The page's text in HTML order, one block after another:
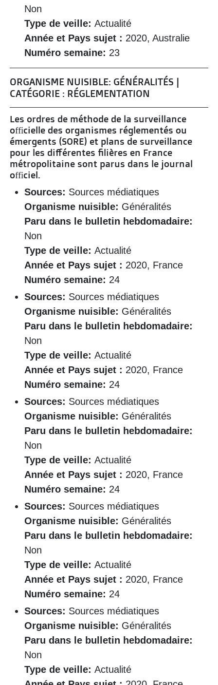
Non
Type de veille: Actualité
Année et Pays sujet : 2020, Australie
Numéro semaine: 23
ORGANISME NUISIBLE: GÉNÉRALITÉS |
CATÉGORIE : RÉGLEMENTATION
Les ordres de méthode de la surveillance
officielle des organismes réglementés ou
émergents (SORE) et plans de surveillance
pour les différentes filières en France
métropolitaine sont parus dans le journal
officiel.
Sources: Sources médiatiques
Organisme nuisible: Généralités
Paru dans le bulletin hebdomadaire:
Non
Type de veille: Actualité
Année et Pays sujet : 2020, France
Numéro semaine: 24
Sources: Sources médiatiques
Organisme nuisible: Généralités
Paru dans le bulletin hebdomadaire:
Non
Type de veille: Actualité
Année et Pays sujet : 2020, France
Numéro semaine: 24
Sources: Sources médiatiques
Organisme nuisible: Généralités
Paru dans le bulletin hebdomadaire:
Non
Type de veille: Actualité
Année et Pays sujet : 2020, France
Numéro semaine: 24
Sources: Sources médiatiques
Organisme nuisible: Généralités
Paru dans le bulletin hebdomadaire:
Non
Type de veille: Actualité
Année et Pays sujet : 2020, France
Numéro semaine: 24
Sources: Sources médiatiques
Organisme nuisible: Généralités
Paru dans le bulletin hebdomadaire:
Non
Type de veille: Actualité